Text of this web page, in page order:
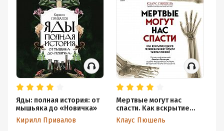
Яды: полная история: от
мышьяка до «Новичка»
Кирилл Привалов
Мертвые могут нас
спасти. Как вскрытие
одного человека может
спасти тысячи жизней
Клаус Пюшель